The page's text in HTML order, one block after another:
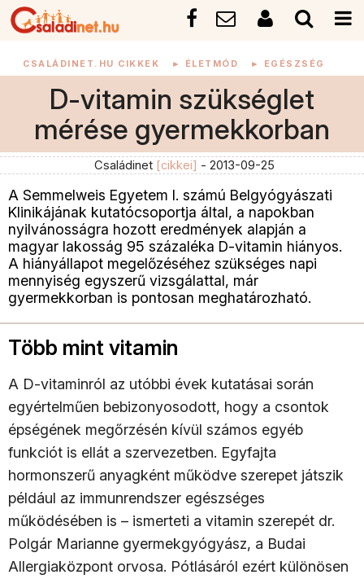
CSALÁDINET.HU CIKKEK ► ÉLETMÓD ► EGÉSZSÉG
D-vitamin szükséglet
mérése gyermekkorban
Családinet [cikkei] - 2013-09-25
A Semmelweis Egyetem I. számú Belgyógyászati
Klinikájának kutatócsoportja által, a napokban
nyilvánosságra hozott eredmények alapján a
magyar lakosság 95 százaléka D-vitamin hiányos.
A hiányállapot megelőzéséhez szükséges napi
mennyiség egyszerű vizsgálattal, már
gyermekkorban is pontosan meghatározható.
Több mint vitamin
A D-vitaminról az utóbbi évek kutatásai során
egyértelműen bebizonyosodott, hogy a csontok
épségének megőrzésén kívül számos egyéb
funkciót is ellát a szervezetben. Egyfajta
hormonszerű anyagként működve szerepet játszik
például az immunrendszer egészséges
működésében is – ismerteti a vitamin szerepét dr.
Polgár Marianne gyermekgyógyász, a Budai
Allergiaközpont orvosa. Pótlásáról ezért különösen